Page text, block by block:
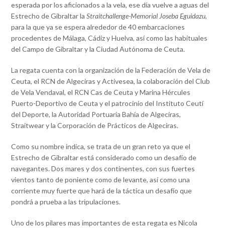
esperada por los aficionados a la vela, ese día vuelve a aguas del
Estrecho de Gibraltar laStraitchallenge-Memorial Joseba Eguidazu,
para la que ya se espera alrededor de 40 embarcaciones
procedentes de Málaga, Cádiz y Huelva, así como las habituales
del Campo de Gibraltar y la Ciudad Autónoma de Ceuta.
La regata cuenta con la organización de la Federación de Vela de
Ceuta, el RCN de Algeciras y Activesea, la colaboración del Club
de Vela Vendaval, el RCN Cas de Ceuta y Marina Hércules
Puerto-Deportivo de Ceuta y el patrocinio del Instituto Ceutí
del Deporte, la Autoridad Portuaria Bahía de Algeciras,
Straitwear y la Corporación de Prácticos de Algeciras.
Como su nombre indica, se trata de un gran reto ya que el
Estrecho de Gibraltar está considerado como un desafío de
navegantes. Dos mares y dos continentes, con sus fuertes
vientos tanto de poniente como de levante, así como una
corriente muy fuerte que hará de la táctica un desafío que
pondrá a prueba a las tripulaciones.
Uno de los pilares mas importantes de esta regata es Nicola